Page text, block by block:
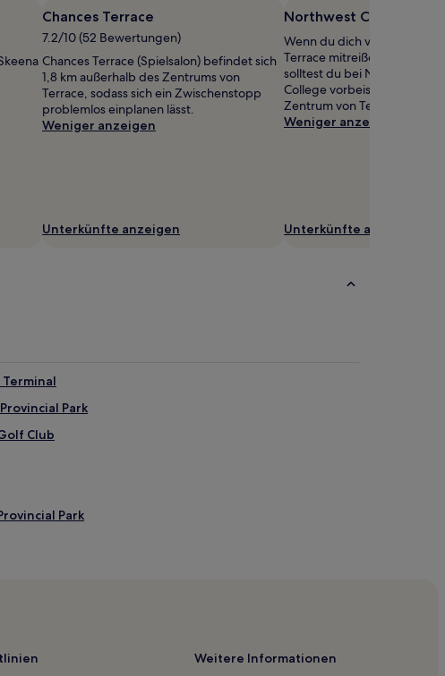
Chances Terrace
7.2/10 (52 Bewertungen)
Chances Terrace (Spielsalon) befindet sich
1,8 km außerhalb des Zentrums von
Terrace, sodass sich ein Zwischenstopp
problemlos einplanen lässt.
Weniger anzeigen
Unterkünfte anzeigen
Northwest Community
Wenn du dich vom
Terrace mitreißen lassen
solltest du bei Northwest
College vorbeischauen, 2,2
Zentrum von Terrace
Weniger anzeigen
Unterkünfte anzeigen
Park
Club
Park
Weitere Informationen